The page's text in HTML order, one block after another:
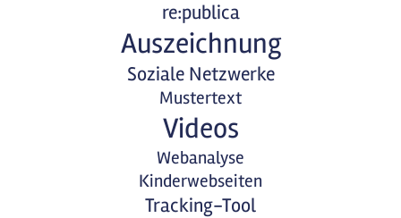
re:publica
Auszeichnung
Soziale Netzwerke
Mustertext
Videos
Webanalyse
Kinderwebseiten
Tracking-Tool